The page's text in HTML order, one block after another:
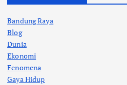
Bandung Raya
Blog
Dunia
Ekonomi
Fenomena
Gaya Hidup